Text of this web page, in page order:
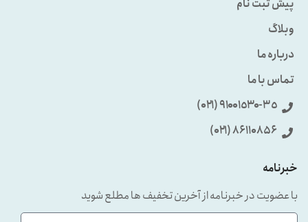
پیش ثبت نام
وبلاگ
درباره ما
تماس با ما
٩۱۰۰۱٥۳۰-۳٥ (۰۲۱)
86110856 (۰۲۱)
خبرنامه
با عضویت در خبرنامه از آخرین تخفیف ها مطلع شوید